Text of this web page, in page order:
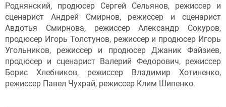
Роднянский, продюсер Сергей Сельянов, режиссер и
сценарист Андрей Смирнов, режиссер и сценарист
Авдотья Смирнова, режиссер Александр Сокуров,
продюсер Игорь Толстунов, режиссер и продюсер Игорь
Угольников, режиссер и продюсер Джаник Файзиев,
продюсер и сценарист Валерий Федорович, режиссер
Борис Хлебников, режиссер Владимир Хотиненко,
режиссер Павел Чухрай, режиссер Клим Шипенко.